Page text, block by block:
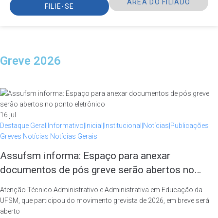
FILIE-SE
ÁREA DO FILIADO
Greve 2026
16 jul
Destaque Geral|Informativo|Inicial|Institucional|Notícias|Publicações
Greves Notícias Notícias Gerais
Assufsm informa: Espaço para anexar
documentos de pós greve serão abertos no
Atenção Técnico Administrativo e Administrativa em Educação da
UFSM, que participou do movimento grevista de 2026, em breve será
aberto